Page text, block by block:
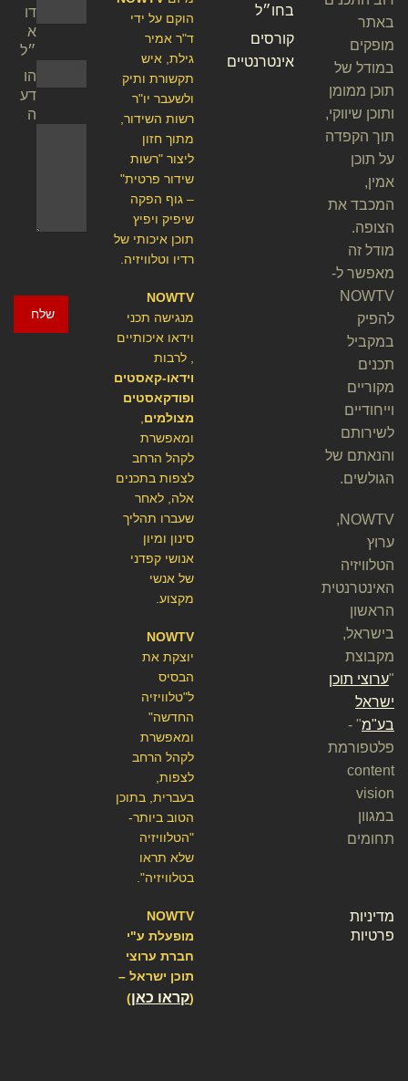
דו
א
״ל
הו
דע
שלח
הוקם על ידי
ד"ר אמיר
גילת, איש
תקשורת ותיק
ולשעבר יו"ר
רשות השידור,
מתוך חזון
ליצור "רשות
שידור פרטית"
– גוף הפקה
שיפיק ויפיץ
תוכן איכותי של
רדיו וטלוויזיה.
NOWTV
מנגישה תכני
וידאו איכותיים
, לרבות
וידאו-קאסטים
ופודקאסטים
מצולמים,
ומאפשרת
לקהל הרחב
לצפות בתכנים
אלה, לאחר
שעברו תהליך
סינון ומיון
אנושי קפדני
של אנשי
מקצוע.
NOWTV
יוצקת את
הבסיס
ל"טלוויזיה
החדשה"
ומאפשרת
לקהל הרחב
לצפות,
בעברית, בתוכן
הטוב ביותר-
"הטלוויזיה
שלא תראו
בטלוויזיה".
NOWTV
מופעלת ע"י
חברת ערוצי
תוכן ישראל –
קראו כאן)
בחו״ל
קורסים
אינטרנטיים
באתר
מופקים
במודל של
תוכן ממומן
ותוכן שיווקי,
תוך הקפדה
על תוכן
אמין,
המכבד את
הצופה.
מודל זה
מאפשר ל-
NOWTV
להפיק
במקביל
תכנים
מקוריים
וייחודיים
לשירותם
והנאתם של
הגולשים.
NOWTV,
ערוץ
הטלוויזיה
האינטרנטית
הראשון
בישראל,
מקבוצת
ערוצי תוכן
ישראל
בע"מ" -
פלטפורמת
content
vision
במגוון
תחומים
מדיניות
פרטיות